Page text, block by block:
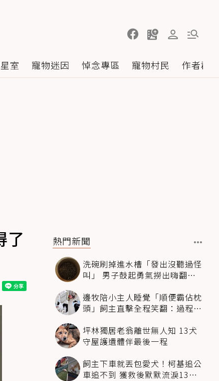
室 寵物迷因 悼念專區 寵物村民 作者群
了
熱門新聞
洗碗刷掉進水槽「發出沒聽過怪
叫」 男子鼓起勇氣撈出嗨翻：
邊牧陪小主人睡覺「順便霸佔枕
頭」飼主直擊全程笑翻：過程絲
坪林獨居老翁離世無人知 13犬
守屋護遺體伴最後一程
飼主下車就丟包愛犬！柯基追公
車追不到 獲救後默默流淚13萬